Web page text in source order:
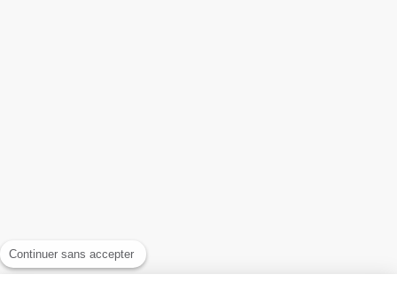
Continuer sans accepter